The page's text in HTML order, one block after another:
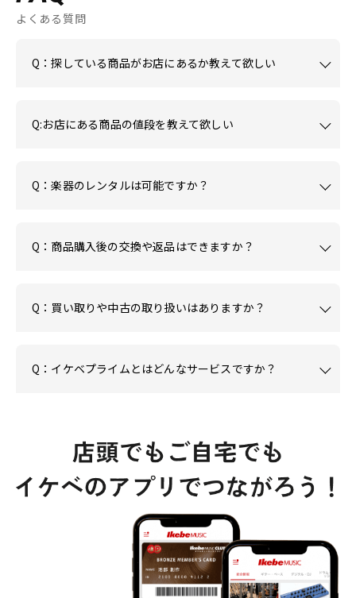
よくある質問
Q：探している商品がお店にあるか教えて欲しい
Q:お店にある商品の値段を教えて欲しい
Q：楽器のレンタルは可能ですか？
Q：商品購入後の交換や返品はできますか？
Q：買い取りや中古の取り扱いはありますか？
Q：イケベプライムとはどんなサービスですか？